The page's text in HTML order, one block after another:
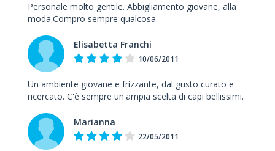
Personale molto gentile. Abbigliamento giovane, alla
moda.Compro sempre qualcosa.
Elisabetta Franchi
10/06/2011
Un ambiente giovane e frizzante, dal gusto curato e
ricercato. C'è sempre un'ampia scelta di capi bellissimi.
Marianna
22/05/2011